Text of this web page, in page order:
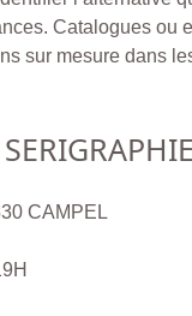
Catalogues ou
sur mesure dans
CAMPEL